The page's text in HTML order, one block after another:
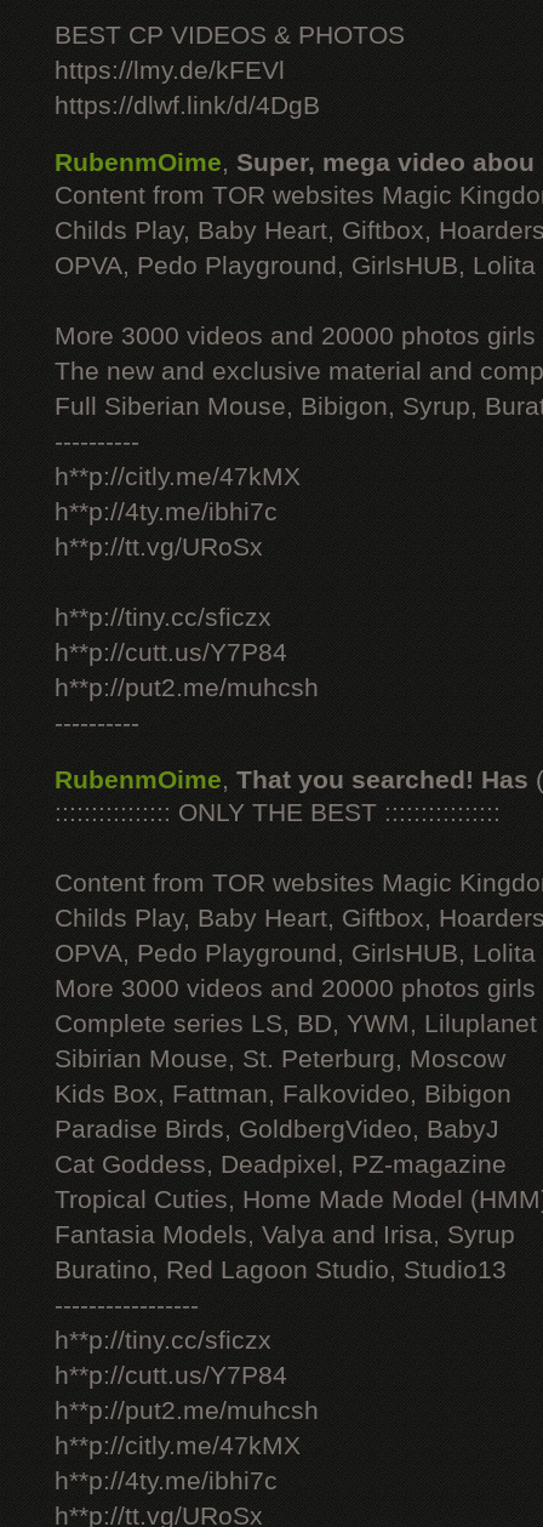
BEST CP VIDEOS & PHOTOS
https://lmy.de/kFEVl
https://dlwf.link/d/4DgB
RubenmOime, Super, mega video abou
Content from TOR websites Magic
Childs Play, Baby Heart, Giftbox,
OPVA, Pedo Playground, GirlsHUB, Lolita
More 3000 videos and 20000 photos
The new and exclusive material and
Full Siberian Mouse, Bibigon, Syrup,
----------
h**p://citly.me/47kMX
h**p://4ty.me/ibhi7c
h**p://tt.vg/URoSx
h**p://tiny.cc/sficzx
h**p://cutt.us/Y7P84
h**p://put2.me/muhcsh
----------
RubenmOime, That you searched! Has
:::::::::::::::: ONLY THE BEST ::::::::::::::::
Content from TOR websites Magic
Childs Play, Baby Heart, Giftbox,
OPVA, Pedo Playground, GirlsHUB, Lolita
More 3000 videos and 20000 photos
Complete series LS, BD, YWM, Liluplanet
Sibirian Mouse, St. Peterburg, Moscow
Kids Box, Fattman, Falkovideo, Bibigon
Paradise Birds, GoldbergVideo, BabyJ
Cat Goddess, Deadpixel, PZ-magazine
Tropical Cuties, Home Made Model
Fantasia Models, Valya and Irisa, Syrup
Buratino, Red Lagoon Studio, Studio13
-----------------
h**p://tiny.cc/sficzx
h**p://cutt.us/Y7P84
h**p://put2.me/muhcsh
h**p://citly.me/47kMX
h**p://4ty.me/ibhi7c
h**p://tt.vg/URoSx